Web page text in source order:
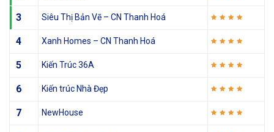
3 Siêu Thị Bản Vẽ – CN Thanh Hoá
4 Xanh Homes – CN Thanh Hoá
5 Kiến Trúc 36A
6 Kiến trúc Nhà Đẹp
7 NewHouse